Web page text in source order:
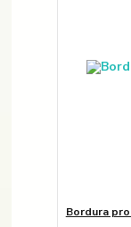
Bordura